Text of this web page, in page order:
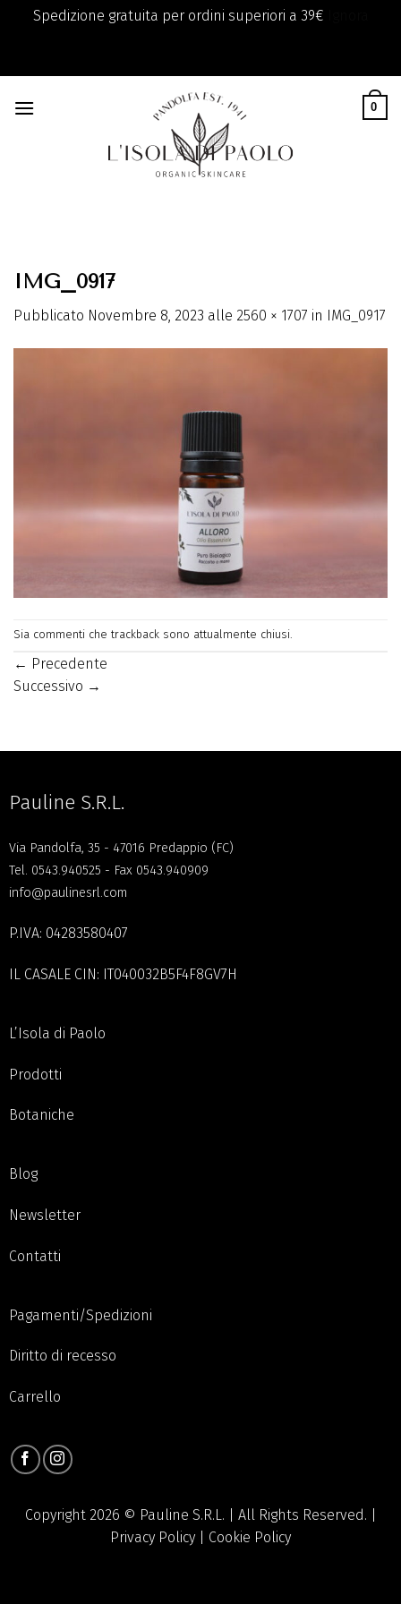
Spedizione gratuita per ordini superiori a 39€
content
0
IMG_0917
Pubblicato Novembre 8, 2023 alle 2560 × 1707 in IMG_0917
Sia commenti che trackback sono attualmente chiusi.
← Precedente
Successivo →
Pauline S.R.L.
Via Pandolfa, 35 - 47016 Predappio (FC)
Tel. 0543.940525 - Fax 0543.940909
info@paulinesrl.com
P.IVA: 04283580407
IL CASALE CIN: IT040032B5F4F8GV7H
L’Isola di Paolo
Prodotti
Botaniche
Blog
Newsletter
Contatti
Pagamenti/Spedizioni
Diritto di recesso
Carrello
Copyright 2026 © Pauline S.R.L. | All Rights Reserved. |
Privacy Policy
Cookie Policy